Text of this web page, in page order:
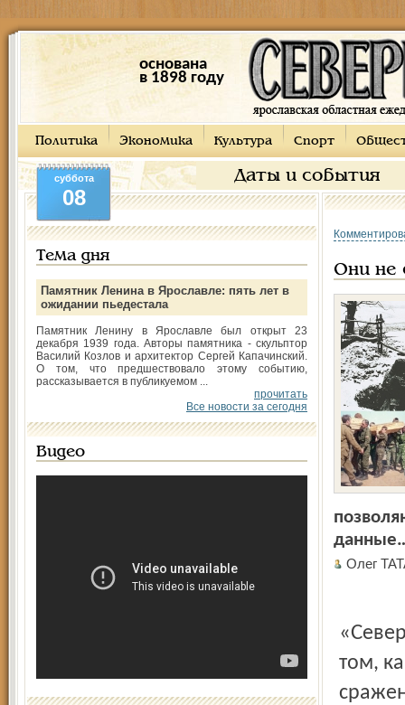
основана
в 1898 году
Политика Экономика Культура Спорт
Даты и события
суббота
08
Тема дня
Памятник Ленина в Ярославле: пять лет в
ожидании пьедестала
Памятник Ленину в Ярославле был открыт 23
декабря 1939 года. Авторы памятника - скульптор
Василий Козлов и архитектор Сергей Капачинский.
О том, что предшествовало этому событию,
рассказывается в публикуемом ...
прочитать
Все новости за сегодня
Видео
Они не
Олег
«Северный край» уже не первый раз в этом году пишет о
том,